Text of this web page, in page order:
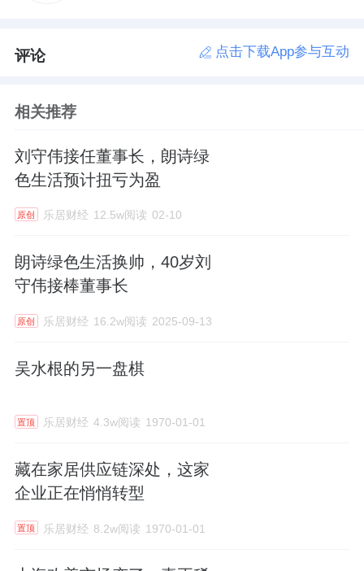
评论 点击下载App参与互动
相关推荐
刘守伟接任董事长，朗诗绿
色生活预计扭亏为盈
原创 乐居财经 12.5w阅读 02-10
朗诗绿色生活换帅，40岁刘
守伟接棒董事长
原创 乐居财经 16.2w阅读 2025-09-13
吴水根的另一盘棋
置顶 乐居财经 4.3w阅读 1970-01-01
藏在家居供应链深处，这家
企业正在悄悄转型
置顶 乐居财经 8.2w阅读 1970-01-01